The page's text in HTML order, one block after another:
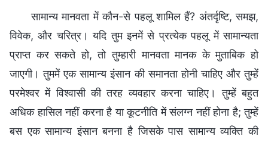
सामान्य मानवता में कौन-से पहलू शामिल हैं? अंतर्दृष्टि, समझ,
विवेक, और चरित्र। यदि तुम इनमें से प्रत्येक पहलू में सामान्यता
प्राप्त कर सकते हो, तो तुम्हारी मानवता मानक के मुताबिक हो
जाएगी। तुममें एक सामान्य इंसान की समानता होनी चाहिए और तुम्हें
परमेश्वर में विश्वासी की तरह व्यवहार करना चाहिए। तुम्हें बहुत
अधिक हासिल नहीं करना है या कूटनीति में संलग्न नहीं होना है; तुम्हें
बस एक सामान्य इंसान बनना है जिसके पास सामान्य व्यक्ति की